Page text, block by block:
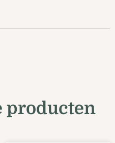
producten